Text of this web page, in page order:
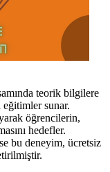
teorik bilgilere
sunar.
öğrencilerin,
hedefler.
bu deneyim, ücretsiz